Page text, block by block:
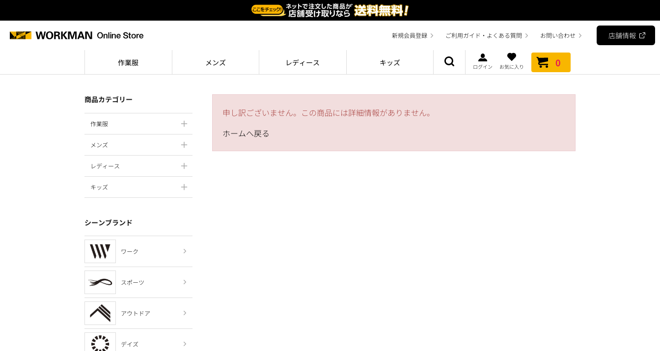
新規会員登録 ご利用ガイド・よくある質問 お問い合わせ 店舗情報
作業服 メンズ レディース キッズ ログイン お気に入り 0
商品カテゴリー
作業服
メンズ
レディース
キッズ
シーンブランド
ワーク
スポーツ
アウトドア
デイズ
申し訳ございません。この商品には詳細情報がありません。
ホームへ戻る